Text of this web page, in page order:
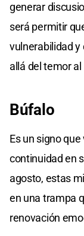
generar
será permitir
vulnerabilidad
allá del temor
Búfalo
Es un signo
continuidad en
agosto, estas
en una trampa
renovación